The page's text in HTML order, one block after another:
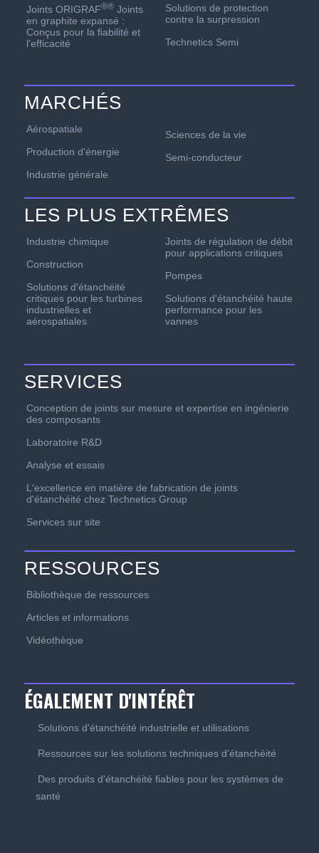
Joints ORIGRAF®®Joints
en graphite expansé :
Conçus pour la fiabilité et
l'efficacité
Solutions de protection
contre la surpression
Technetics Semi
MARCHÉS
Aérospatiale
Production d'énergie
Industrie générale
Sciences de la vie
Semi-conducteur
LES PLUS EXTRÊMES
Industrie chimique
Construction
Solutions d'étanchéité
critiques pour les turbines
industrielles et
aérospatiales
Joints de régulation de débit
pour applications critiques
Pompes
Solutions d'étanchéité haute
performance pour les
vannes
SERVICES
Conception de joints sur mesure et expertise en ingénierie
des composants
Laboratoire R&D
Analyse et essais
L'excellence en matière de fabrication de joints
d'étanchéité chez Technetics Group
Services sur site
RESSOURCES
Bibliothèque de ressources
Articles et informations
Vidéothèque
ÉGALEMENT D'INTÉRÊT
Solutions d'étanchéité industrielle et utilisations
Ressources sur les solutions techniques d'étanchéité
Des produits d'étanchéité fiables pour les systèmes de
santé